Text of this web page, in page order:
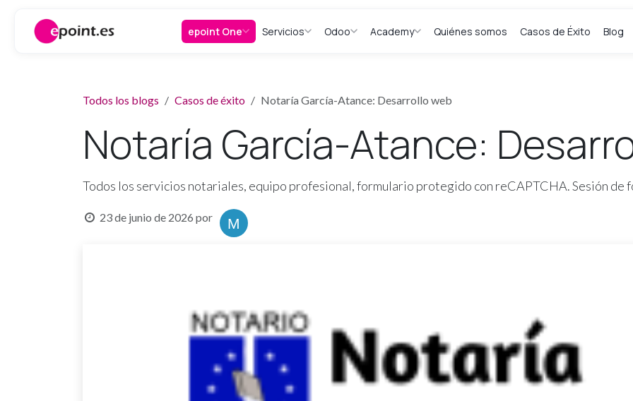
epoint One Servicios Odoo Academy Quiénes somos Casos de Éxito Blog
Todos los blogs Casos de éxito Notaría García-Atance: Desarrollo web
Notaría García-Atance:
Todos los servicios notariales, equipo profesional, formulario protegido con reCAPTCHA. Sesión
23 de junio de 2026 por